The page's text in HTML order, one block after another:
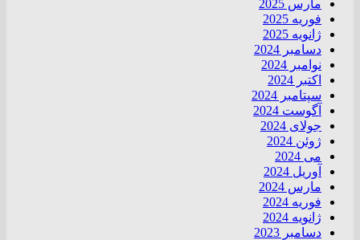
مارس 2025
فوریه 2025
ژانویه 2025
دسامبر 2024
نوامبر 2024
اکتبر 2024
سپتامبر 2024
آگوست 2024
جولای 2024
ژوئن 2024
می 2024
آوریل 2024
مارس 2024
فوریه 2024
ژانویه 2024
دسامبر 2023